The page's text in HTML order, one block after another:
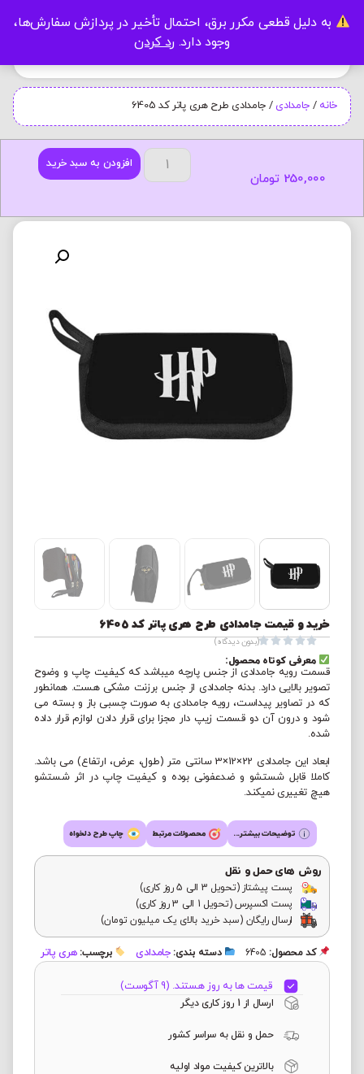
به دلیل قطعی مکرر برق، احتمال تأخیر در پردازش سفارش‌ها،
وجود دارد. رد کردن
خانه / جامدادی / جامدادی طرح هری پاتر کد 6405
افزودن به سبد خرید
250,000 تومان
خرید و قیمت جامدادی طرح هری پاتر کد 6405




(بدون دیدگاه)
معرفی کوتاه محصول:
قسمت رویه جامدادی از جنس پارچه میباشد که کیفیت چاپ و وضوح
تصویر بالایی دارد. بدنه جامدادی از جنس برزنت مشکی هست. همانطور
که در تصاویر پیداست، رویه جامدادی به صورت چسبی باز و بسته می
شود و درون آن دو قسمت زیپ دار مجزا برای قرار دادن لوازم قرار داده
شده.
ابعاد این جامدادی 22×12×3 سانتی متر (طول، عرض، ارتفاع) می باشد.
کاملا قابل شستشو و ضدعفونی بوده و کیفیت چاپ در اثر شستشو
هیچ تغییری نمیکند.
توضیحات بیشتر... محصولات مرتبط چاپ طرح دلخواه
روش های حمل و نقل
پست پیشتاز (تحویل 3 الی 5 روز کاری)
پست اکسپرس (تحویل 1 الی 3 روز کاری)
ارسال رایگان (سبد خرید بالای یک میلیون تومان)
کد محصول: 6405 دسته بندی: جامدادی برچسب: هری پاتر
قیمت ها به روز هستند. (9 آگوست)
ارسال از 1 روز کاری دیگر
حمل و نقل به سراسر کشور
بالاترین کیفیت مواد اولیه